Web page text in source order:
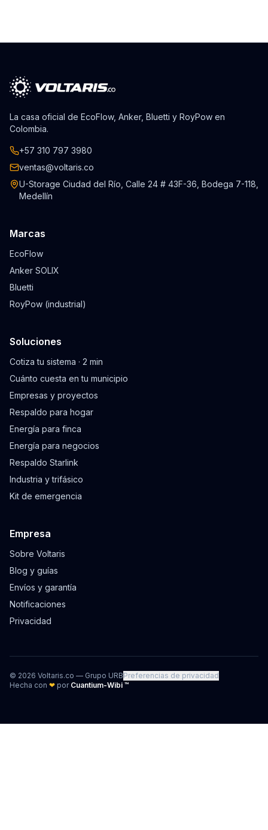
La casa oficial de EcoFlow, Anker, Bluetti y RoyPow en
Colombia.
+57 310 797 3980
ventas@voltaris.co
U-Storage Ciudad del Río, Calle 24 # 43F-36, Bodega 7-118,
Medellín
Marcas
EcoFlow
Anker SOLIX
Bluetti
RoyPow (industrial)
Soluciones
Cotiza tu sistema · 2 min
Cuánto cuesta en tu municipio
Empresas y proyectos
Respaldo para hogar
Energía para finca
Energía para negocios
Respaldo Starlink
Industria y trifásico
Kit de emergencia
Empresa
Sobre Voltaris
Blog y guías
Envíos y garantía
Notificaciones
Privacidad
© 2026 Voltaris.co — Grupo URBPreferencias de privacidad
Hecha con ❤ por Cuantium-Wibi ™